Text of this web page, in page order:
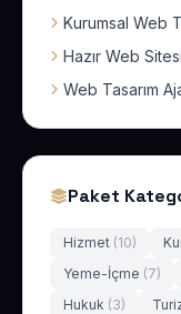
Kurumsal Web
Hazır Web Sitesi
Web Tasarım
Paket
Hizmet (10)
Yeme-İçme (7)
Hukuk (3)